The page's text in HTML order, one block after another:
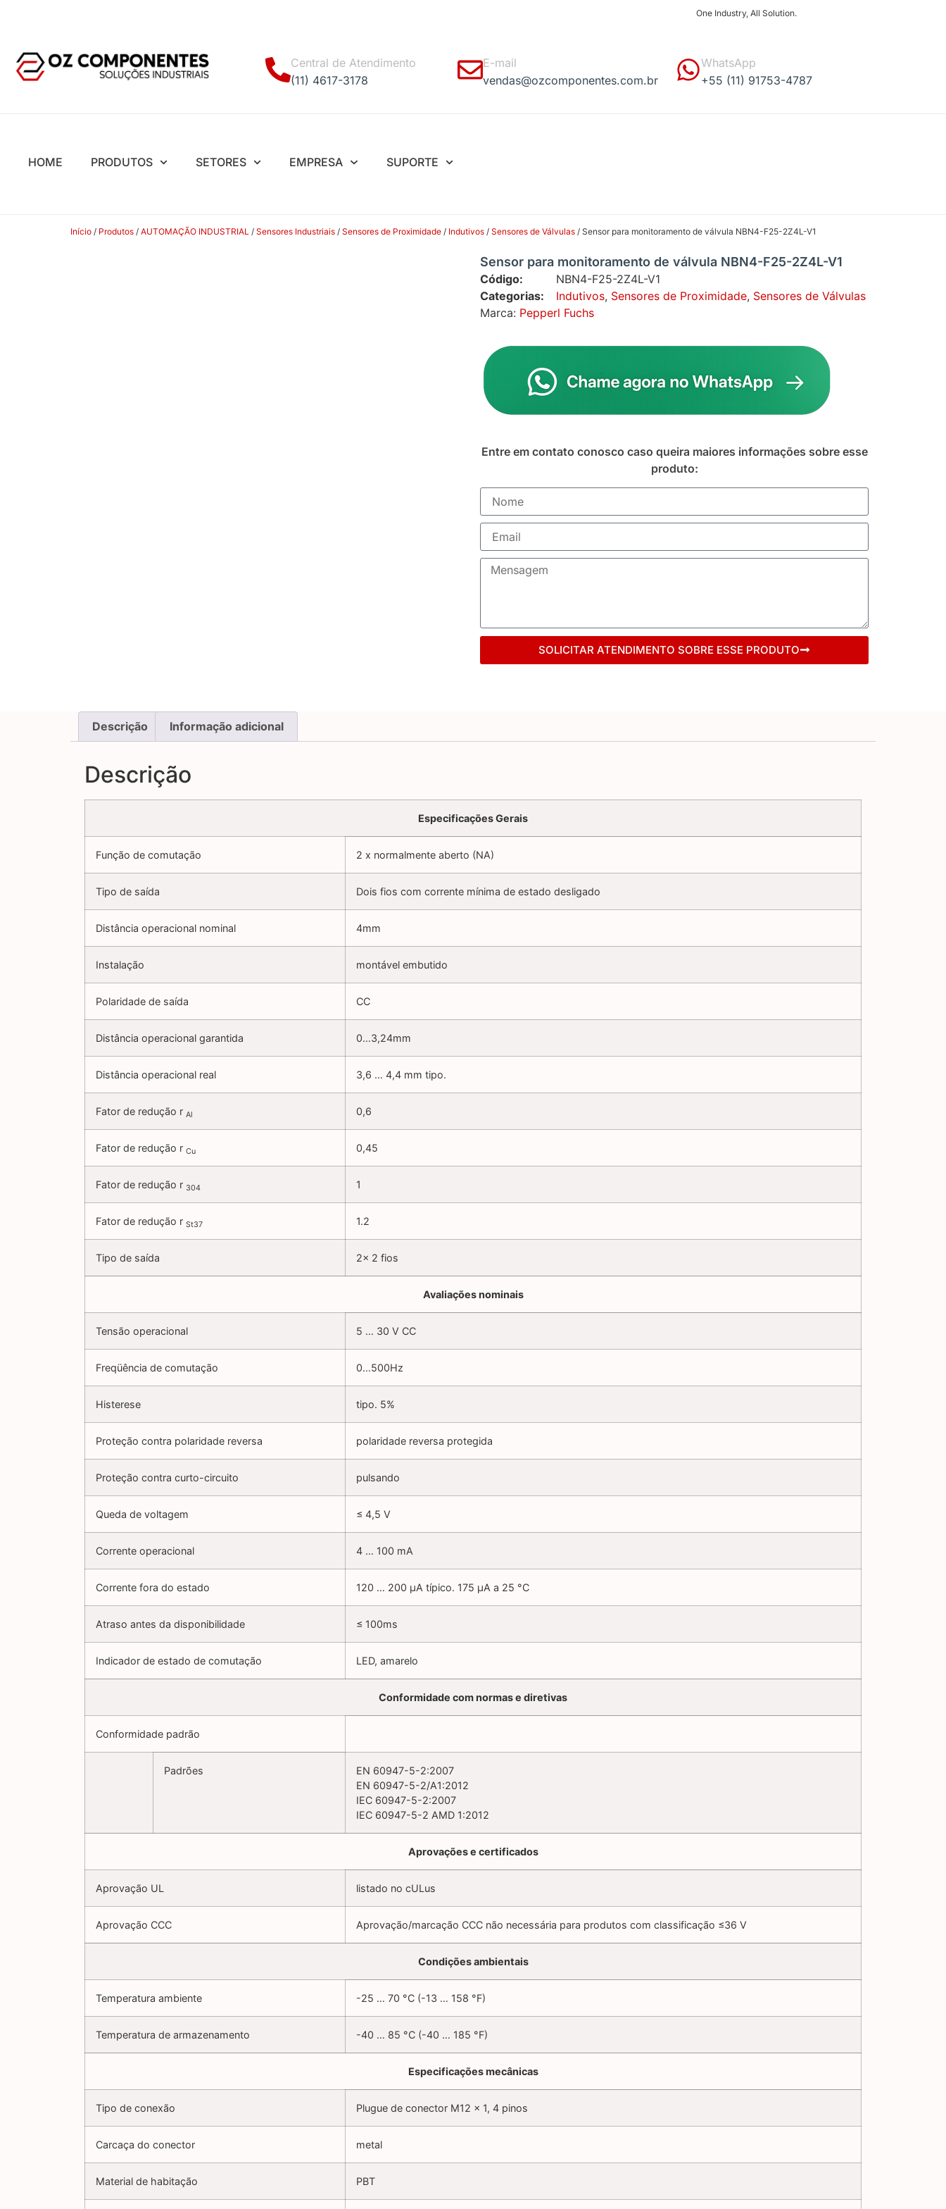
One Industry, All Solution.
Central de Atendimento
(11) 4617-3178
E-mail
vendas@ozcomponentes.com.br
WhatsApp
+55 (11) 91753-4787
HOME PRODUTOS SETORES EMPRESA SUPORTE
Início / Produtos / AUTOMAÇÃO INDUSTRIAL / Sensores Industriais / Sensores de Proximidade / Indutivos / Sensores de Válvulas / Sensor para monitoramento de válvula NBN4-F25-2Z4L-V1
Sensor para monitoramento de válvula NBN4-F25-2Z4L-V1
Código:
NBN4-F25-2Z4L-V1
Categorias:
Indutivos, Sensores de Proximidade, Sensores de Válvulas
Marca: Pepperl Fuchs
Entre em contato conosco caso queira maiores informações sobre esse
produto:
SOLICITAR ATENDIMENTO SOBRE ESSE PRODUTO
Descrição Informação adicional
Descrição
Especificações Gerais
Função de comutação 2 x normalmente aberto (NA)
Tipo de saída Dois fios com corrente mínima de estado desligado
Distância operacional nominal 4mm
Instalação montável embutido
Polaridade de saída CC
Distância operacional garantida 0…3,24mm
Distância operacional real 3,6 … 4,4 mm tipo.
Fator de redução r Al 0,6
Fator de redução r Cu 0,45
Fator de redução r 304 1
Fator de redução r St37 1.2
Tipo de saída 2x 2 fios
Avaliações nominais
Tensão operacional 5 … 30 V CC
Freqüência de comutação 0…500Hz
Histerese tipo. 5%
Proteção contra polaridade reversa polaridade reversa protegida
Proteção contra curto-circuito pulsando
Queda de voltagem ≤ 4,5 V
Corrente operacional 4 … 100 mA
Corrente fora do estado 120 … 200 µA típico. 175 µA a 25 °C
Atraso antes da disponibilidade ≤ 100ms
Indicador de estado de comutação LED, amarelo
Conformidade com normas e diretivas
Conformidade padrão
Padrões
EN 60947-5-2:2007
EN 60947-5-2/A1:2012
IEC 60947-5-2:2007
IEC 60947-5-2 AMD 1:2012
Aprovações e certificados
Aprovação UL listado no cULus
Aprovação CCC Aprovação/marcação CCC não necessária para produtos com classificação ≤36 V
Condições ambientais
Temperatura ambiente -25 … 70 °C (-13 … 158 °F)
Temperatura de armazenamento -40 … 85 °C (-40 … 185 °F)
Especificações mecânicas
Tipo de conexão Plugue de conector M12 x 1, 4 pinos
Carcaça do conector metal
Material de habitação PBT